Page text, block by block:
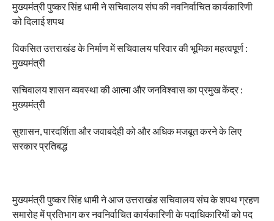
मुख्यमंत्री पुष्कर सिंह धामी ने सचिवालय संघ की नवनिर्वाचित कार्यकारिणी
को दिलाई शपथ
विकसित उत्तराखंड के निर्माण में सचिवालय परिवार की भूमिका महत्वपूर्ण :
मुख्यमंत्री
सचिवालय शासन व्यवस्था की आत्मा और जनविश्वास का प्रमुख केंद्र :
मुख्यमंत्री
सुशासन, पारदर्शिता और जवाबदेही को और अधिक मजबूत करने के लिए
सरकार प्रतिबद्ध
मुख्यमंत्री पुष्कर सिंह धामी ने आज उत्तराखंड सचिवालय संघ के शपथ ग्रहण
समारोह में प्रतिभाग कर नवनिर्वाचित कार्यकारिणी के पदाधिकारियों को पद